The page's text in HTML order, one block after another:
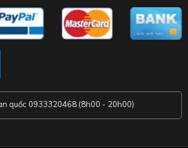
quốc 0933320468 (8h00 - 20h00)